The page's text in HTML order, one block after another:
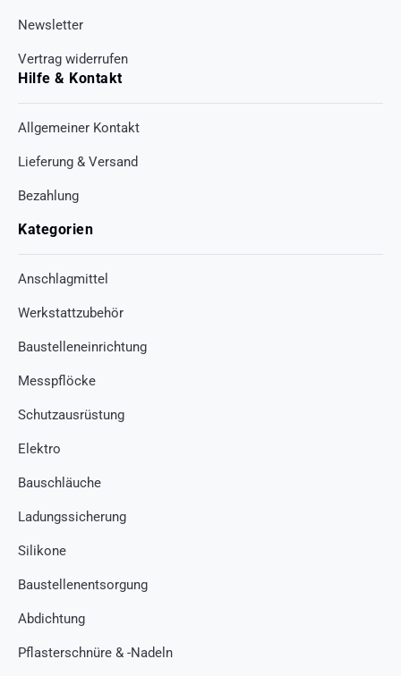
Newsletter
Vertrag widerrufen
Hilfe & Kontakt
Allgemeiner Kontakt
Lieferung & Versand
Bezahlung
Kategorien
Anschlagmittel
Werkstattzubehör
Baustelleneinrichtung
Messpflöcke
Schutzausrüstung
Elektro
Bauschläuche
Ladungssicherung
Silikone
Baustellenentsorgung
Abdichtung
Pflasterschnüre & -Nadeln